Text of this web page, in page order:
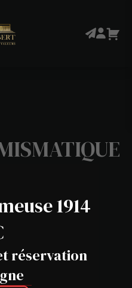
1914
réservation